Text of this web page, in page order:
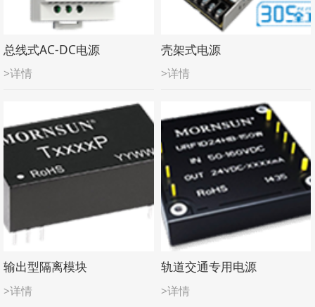
总线式AC-DC电源
>详情
壳架式电源
>详情
输出型隔离模块
>详情
轨道交通专用电源
>详情